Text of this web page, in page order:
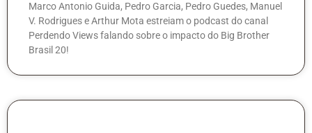
Marco Antonio Guida, Pedro Garcia, Pedro Guedes, Manuel
V. Rodrigues e Arthur Mota estreiam o podcast do canal
Perdendo Views falando sobre o impacto do Big Brother
Brasil 20!